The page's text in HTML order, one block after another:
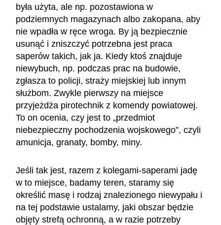
była użyta, ale np. pozostawiona w
podziemnych magazynach albo zakopana, aby
nie wpadła w ręce wroga. By ją bezpiecznie
usunąć i zniszczyć potrzebna jest praca
saperów takich, jak ja. Kiedy ktoś znajduje
niewybuch, np. podczas prac na budowie,
zgłasza to policji, straży miejskiej lub innym
służbom. Zwykle pierwszy na miejsce
przyjeżdża pirotechnik z komendy powiatowej.
To on ocenia, czy jest to „przedmiot
niebezpieczny pochodzenia wojskowego”, czyli
amunicja, granaty, bomby, miny.
Jeśli tak jest, razem z kolegami-saperami jadę
w to miejsce, badamy teren, staramy się
określić masę i rodzaj znalezionego niewypału i
na tej podstawie ustalamy, jaki obszar będzie
objęty strefą ochronną, a w razie potrzeby